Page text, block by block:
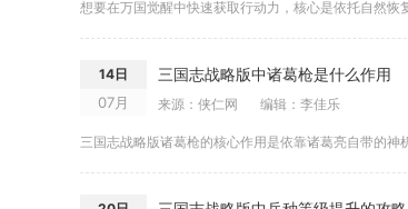
14日
07月
三国志战略版中诸葛枪是什么作用
来源：侠仁网 编辑：李佳乐